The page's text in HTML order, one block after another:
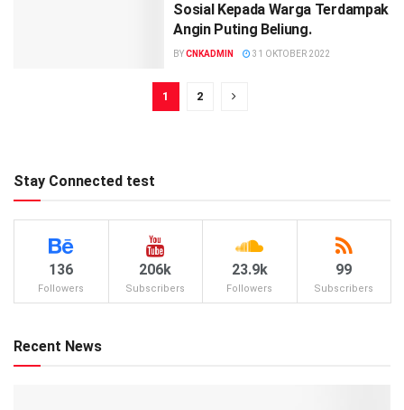
Sosial Kepada Warga Terdampak
Angin Puting Beliung.
BYCNKADMIN 31 OKTOBER 2022
1 2
Stay Connected test
136
Followers
206k
Subscribers
23.9k
Followers
99
Subscribers
Recent News